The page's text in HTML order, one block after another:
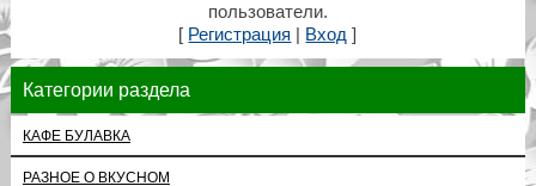
пользователи.
[ Регистрация Вход ]
Категории раздела
КАФЕ БУЛАВКА
РАЗНОЕ О ВКУСНОМ